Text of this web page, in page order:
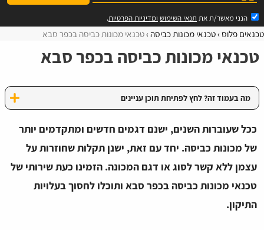
הנני מאשר/ת את תנאי השימוש ומדיניות הפרטיות.
טכנאים פלוס טכנאי מכונות כביסה טכנאי מכונות כביסה בכפר סבא
טכנאי מכונות כביסה בכפר סבא
מה בעמוד זה? לחץ לפתיחת תוכן עניינים
ככל שעוברות השנים, ישנם דגמים חדשים ומתקדמים יותר
של מכונות כביסה. יחד עם זאת, ישנן תקלות שחוזרות על
עצמן ללא קשר לסוג או דגם המכונה. הזמינו כעת שירותי של
טכנאי מכונות כביסה בכפר סבא ותוכלו לחסוך בעלויות
התיקון.